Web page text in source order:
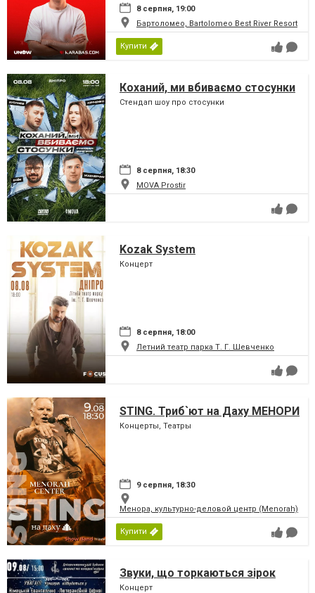
8 серпня, 19:00
Бартоломео, Bartolomeo Best River Resort
Купити
Коханий, ми вбиваємо стосунки
Стендап шоу про стосунки
8 серпня, 18:30
MOVA Рrostir
Kozak System
Концерт
8 серпня, 18:00
Летний театр парка Т. Г. Шевченко
STING. Триб`ют на Даху МЕНОРИ
Концерты, Театры
9 серпня, 18:30
Менора, культурно-деловой центр (Menorah)
Купити
Звуки, що торкаються зірок
Концерт